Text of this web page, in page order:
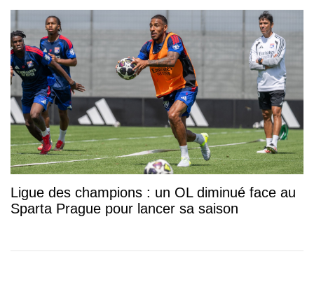
Ligue des champions : un OL diminué face au
Sparta Prague pour lancer sa saison